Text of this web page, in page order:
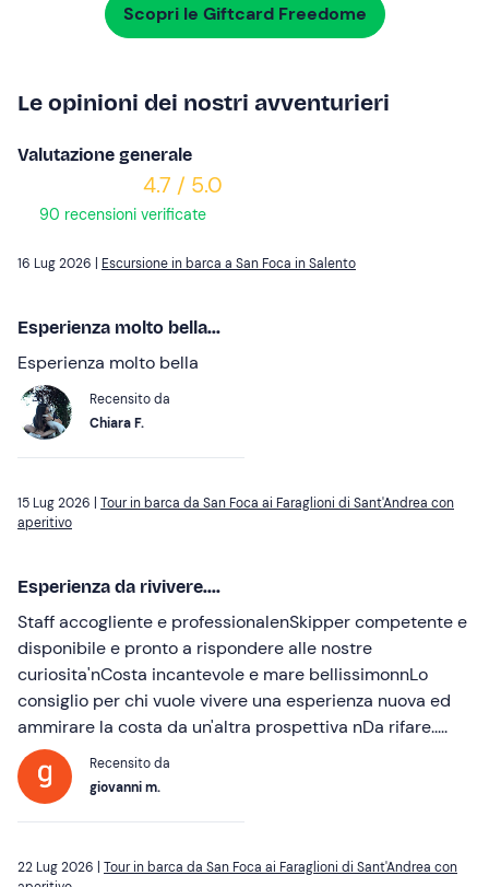
Scopri le Giftcard Freedome
Le opinioni dei nostri avventurieri
Valutazione generale
4.7 / 5.0
90 recensioni verificate
16 Lug 2026 | Escursione in barca a San Foca in Salento
Esperienza molto bella...
Esperienza molto bella
Recensito da
Chiara F.
15 Lug 2026 | Tour in barca da San Foca ai Faraglioni di Sant'Andrea con
aperitivo
Esperienza da rivivere....
Staff accogliente e professionalenSkipper competente e
disponibile e pronto a rispondere alle nostre
curiosita'nCosta incantevole e mare bellissimonnLo
consiglio per chi vuole vivere una esperienza nuova ed
ammirare la costa da un'altra prospettiva nDa rifare.....
Recensito da
giovanni m.
22 Lug 2026 | Tour in barca da San Foca ai Faraglioni di Sant'Andrea con